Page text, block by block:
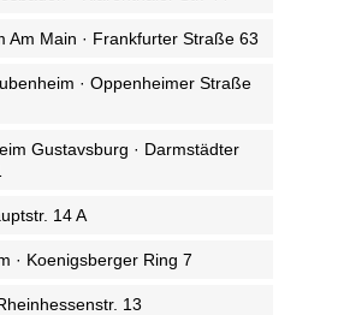
Am Main · Frankfurter Straße 63
· Oppenheimer Straße
Gustavsburg · Darmstädter
14 A
· Koenigsberger Ring 7
13